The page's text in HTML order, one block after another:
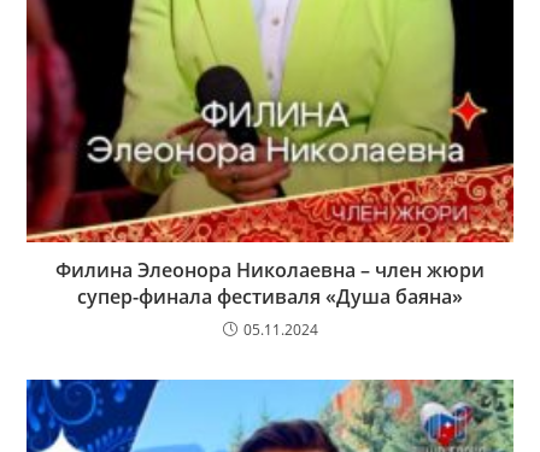
Филина Элеонора Николаевна – член жюри
супер-финала фестиваля «Душа баяна»
05.11.2024